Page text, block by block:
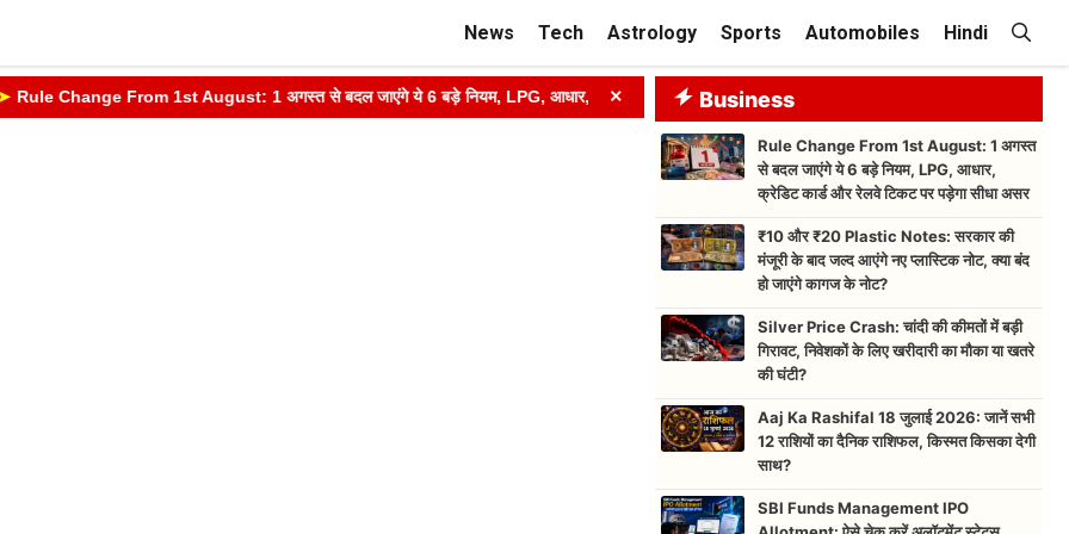
News Tech Astrology Sports Automobiles Hindi
Change From 1st August: 1 अगस्त से बदल जाएंगे ये 6 बड़े नियम, LPG, आधार, क्रेडिट कार्ड और रेलवे टिकट पर पड़ेगा सीधा असर
× Business
Rule Change From 1st August: 1 अगस्त
से बदल जाएंगे ये 6 बड़े नियम, LPG, आधार,
क्रेडिट कार्ड और रेलवे टिकट पर पड़ेगा सीधा असर
₹10 और ₹20 Plastic Notes: सरकार की
मंजूरी के बाद जल्द आएंगे नए प्लास्टिक नोट, क्या बंद
हो जाएंगे कागज के नोट?
Silver Price Crash: चांदी की कीमतों में बड़ी
गिरावट, निवेशकों के लिए खरीदारी का मौका या खतरे
की घंटी?
Aaj Ka Rashifal 18 जुलाई 2026: जानें सभी
12 राशियों का दैनिक राशिफल, किस्मत किसका देगी
साथ?
SBI Funds Management IPO